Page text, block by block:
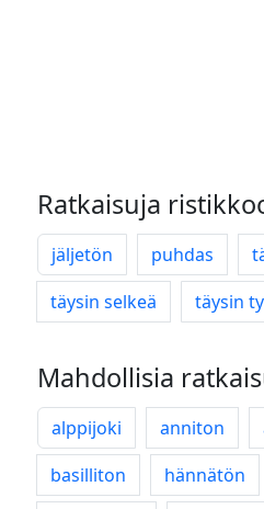
Ratkaisuja
jäljetön puhdas
täysin selkeä
täysin
Mahdollisia
alppijoki anniton
basilliton
hännätön